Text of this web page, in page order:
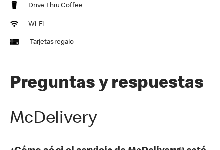
Drive Thru Coffee
Wi-Fi
Tarjetas regalo
Preguntas y respuestas
McDelivery